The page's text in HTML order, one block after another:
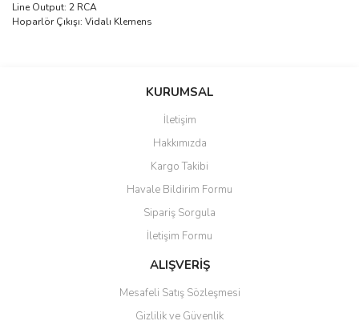
Line Output: 2 RCA
Hoparlör Çıkışı: Vidalı Klemens
Bu ürüne ilk yorumu siz yapın!
güzel paketlenmiş ama yanında
ile 24 izlenmektedir diye küçük
bir tabela olsa daha hoş
hızlı güvenli bir alışveriş oldu
Yalçın Kaya | 20/06/2026
KURUMSAL
İletişim
Hakkımızda
Kargo Takibi
Havale Bildirim Formu
Sipariş Sorgula
İletişim Formu
ALIŞVERİŞ
Mesafeli Satış Sözleşmesi
Gizlilik ve Güvenlik